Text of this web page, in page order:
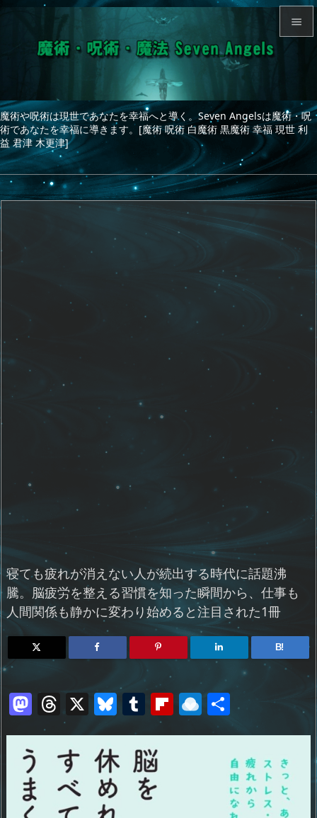
魔術や呪術は現世であなたを幸福へと導く。Seven Angelsは魔術・呪
術であなたを幸福に導きます。[魔術 呪術 白魔術 黒魔術 幸福 現世 利
益 君津 木更津]

サイド


次へ

寝ても疲れが消えない人が続出する時代に話題沸
騰。脳疲労を整える習慣を知った瞬間から、仕事も
人間関係も静かに変わり始めると注目された1冊
B!
M
a
st
o
d
T
h
re
a
d
X Bl
e
sk
y
T
m
bl
r
Fl
ip
R
ai
共
有